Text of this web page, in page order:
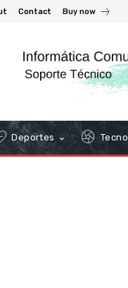
Contact Buy now
Deportes Tecno